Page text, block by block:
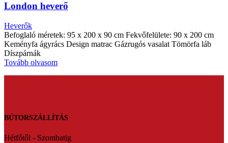
London heverő
Heverők
Befoglaló méretek: 95 x 200 x 90 cm Fekvőfelülete: 90 x 200 cm
Keményfa ágyrács Design matrac Gázrugós vasalat Tömörfa láb
Díszpárnák
Tovább olvasom
BÚTORSZÁLLÍTÁS
Hétfőtől - Szombatig